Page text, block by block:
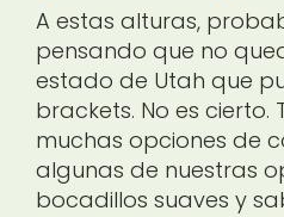
A estas alturas,
pensando que no
estado de Utah que
brackets. No es cierto.
muchas opciones de
algunas de nuestras
bocadillos suaves y